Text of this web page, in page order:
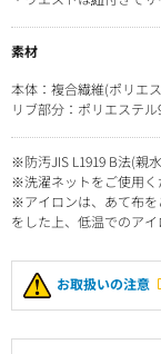
素材
本体：複合繊維(ポリエ
リブ部分：ポリエステ
※防汚JIS L1919 B法(親
※洗濯ネットをご使用く
※アイロンは、あて布を
をした上、低温でのア
お取扱いの注意